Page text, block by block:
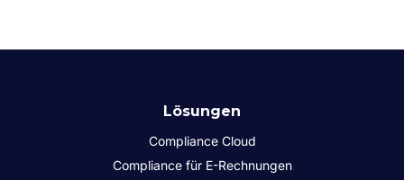
Lösungen
Compliance Cloud
Compliance für E-Rechnungen